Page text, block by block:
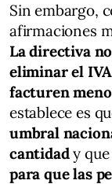
Sin embargo,
afirmaciones
La directiva
eliminar el
facturen
establece es
umbral
cantidady
para que las